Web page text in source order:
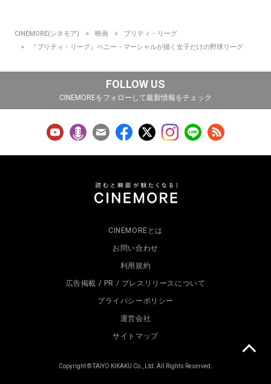
CINEMORE(シネモア) 映画
プリティ・リーグ
『プリティ・リーグ』ペニー・マーシャルが描く女子だけの野球リーグ
FOLLOW US
CINEMOREをフォローして最新情報をチェック
CINEMOREとは
お問い合わせ
利用規約
広告掲載 / PR / プレスリリースについて
プライバシーポリシー
運営会社
サイトマップ
Copyright © TAIYO KIKAKU Co., Ltd. All Rights Reserved.